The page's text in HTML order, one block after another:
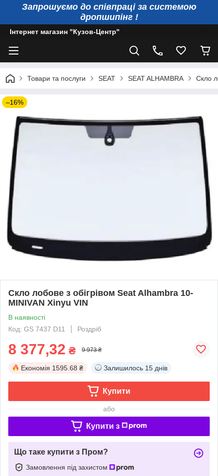
Запрошуємо до співпраці за системою
дропшипінг !
Інтернет магазин "Кузов-Центр"
Товари та послуги SEAT SEAT ALHAMBRA Скло
–16%
Скло лобове з обігрівом Seat Alhambra 10-
MINIVAN Xinyu VIN
В наявності
Код: GS 7437 D11
Роздріб
8 377,32 ₴ 9 973 ₴
Економія 1595.68 ₴ Залишилось 15 днів
Купити
або
Купити з
Що таке купити з Пром?
Замовлення під захистом